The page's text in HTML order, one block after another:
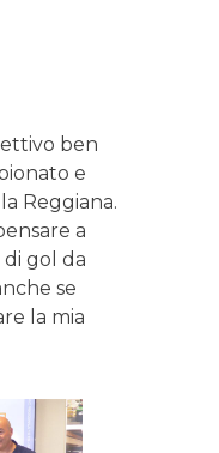
ben
e
Reggiana.
a
gol da
se
la mia